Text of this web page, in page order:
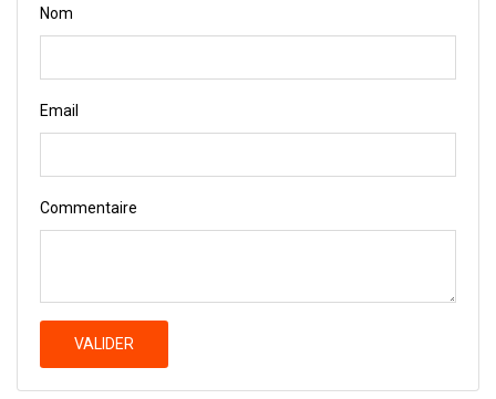
Nom
Email
Commentaire
VALIDER